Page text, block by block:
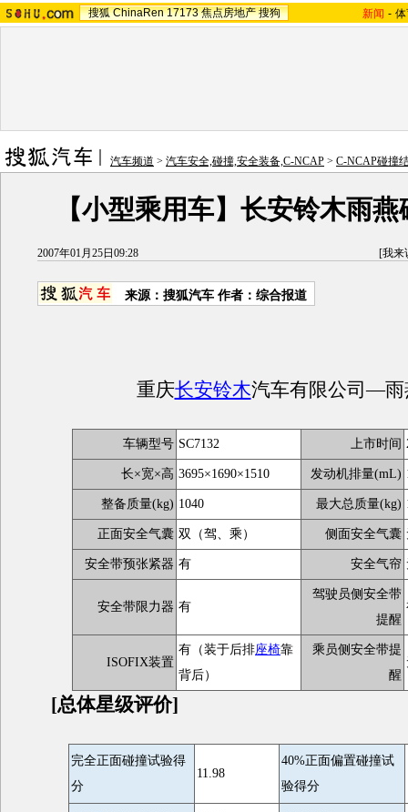
搜狐 ChinaRen 17173 焦点房地产 搜狗 新闻 -
汽车频道 > 汽车安全,碰撞,安全装备,C-NCAP > C-NCAP碰撞
【小型乘用车】长安铃木雨
2007年01月25日09:28 [我来
来源：搜狐汽车 作者：综合报道
重庆长安铃木汽车有限公司—雨
车辆型号 SC7132 上市时间
长×宽×高 3695×1690×1510 发动机排量(mL)
整备质量(kg) 1040 最大总质量(kg)
正面安全气囊 双（驾、乘） 侧面安全气囊
安全带预张紧器 有 安全气帘
安全带限力器 有
驾驶员侧安全带
提醒
ISOFIX装置
有（装于后排座椅靠
背后）
乘员侧安全带提
醒
[总体星级评价]
完全正面碰撞试验得
分
11.98
40%正面偏置碰撞试
验得分